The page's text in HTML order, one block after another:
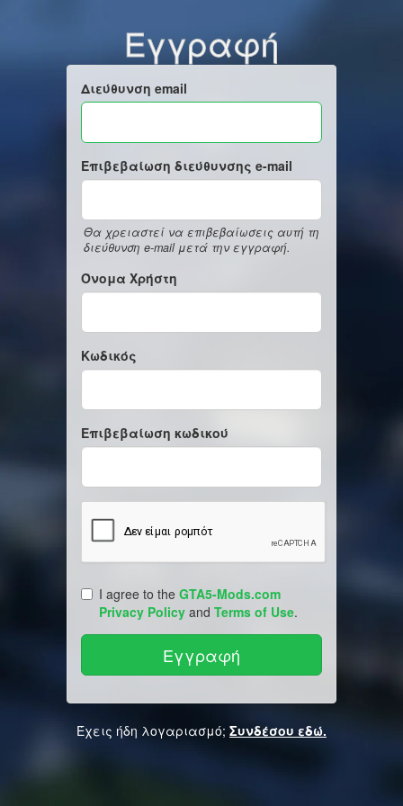
Εγγραφή
Διεύθυνση email
Επιβεβαίωση διεύθυνσης e-mail
Θα χρειαστεί να επιβεβαίωσεις αυτή τη
διεύθυνση e-mail μετά την εγγραφή.
Όνομα Χρήστη
Κωδικός
Επιβεβαίωση κωδικού
I agree to the GTA5-Mods.com
Privacy Policy and Terms of Use.
Έχεις ήδη λογαριασμό; Συνδέσου εδώ.